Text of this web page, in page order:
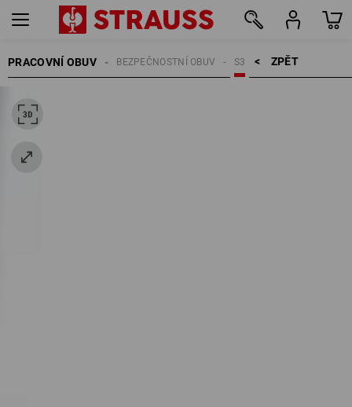
PRACOVNÍ OBUV ZPĚT    >
S3
BEZPEČNOSTNÍ OBUV